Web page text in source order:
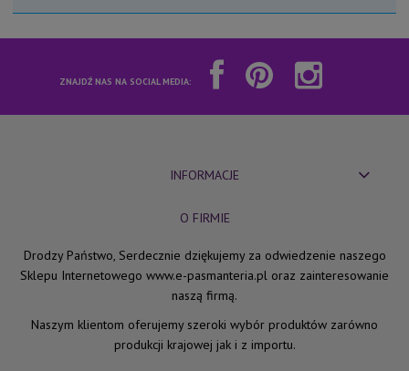
ZNAJDŹ NAS NA SOCIAL MEDIA:
INFORMACJE
O FIRMIE
Drodzy Państwo, Serdecznie dziękujemy za odwiedzenie naszego
Sklepu Internetowego www.e-pasmanteria.pl oraz zainteresowanie
naszą firmą.
Naszym klientom oferujemy szeroki wybór produktów zarówno
produkcji krajowej jak i z importu.